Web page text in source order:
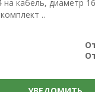
на кабель, диаметр
..